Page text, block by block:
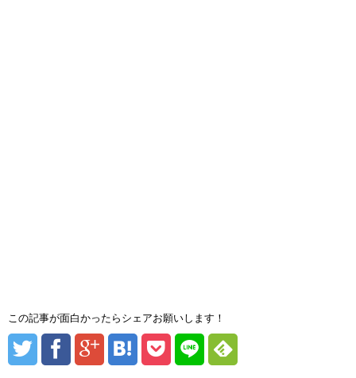
この記事が面白かったらシェアお願いします！